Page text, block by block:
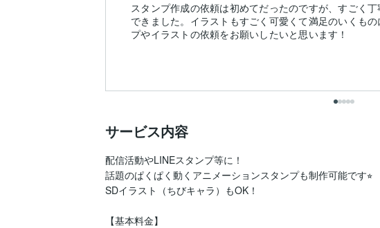
スタンプ作成の依頼は初めてだったのですが、すごく
できました。イラストもすごく可愛くて満足のいくも
プやイラストの依頼をお願いしたいと思います！
サービス内容
配信活動やLINEスタンプ等に！
話題のぱくぱく動くアニメーションスタンプも制作可能です⭐︎
SDイラスト（ちびキャラ）もOK！
【基本料金】